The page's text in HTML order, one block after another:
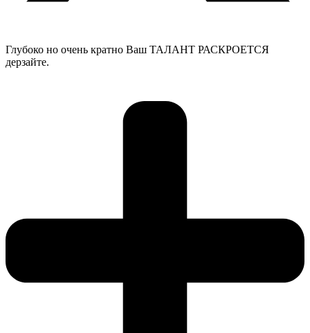
Глубоко но очень кратно Ваш ТАЛАНТ РАСКРОЕТСЯ
дерзайте.